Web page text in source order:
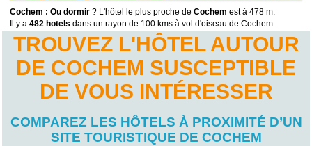
Cochem : Ou dormir ? L'hôtel le plus proche deCochem est à 478 m.
Il y a482 hotels dans un rayon de 100 kms à vol d'oiseau de Cochem.
TROUVEZ L'HÔTEL AUTOUR
DE COCHEM SUSCEPTIBLE
DE VOUS INTÉRESSER
COMPAREZ LES HÔTELS À PROXIMITÉ D’UN
SITE TOURISTIQUE DE COCHEM